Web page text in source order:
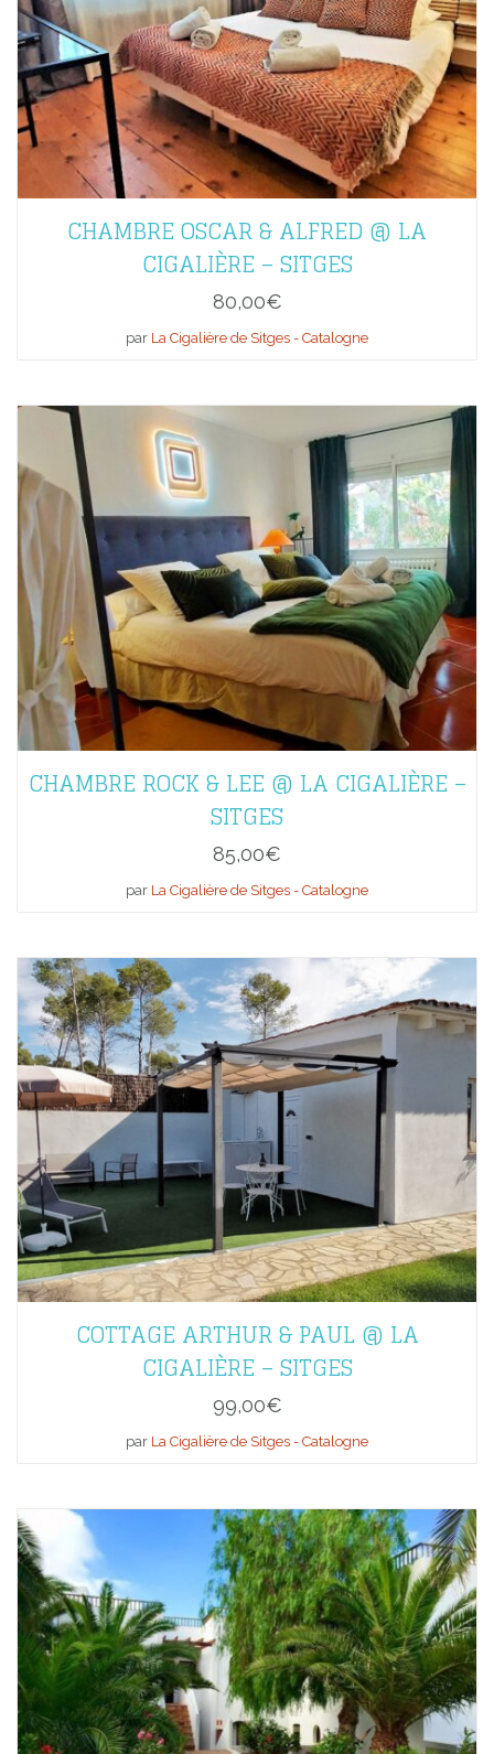
CHAMBRE OSCAR & ALFRED @ LA
CIGALIÈRE – SITGES
80,00€
par La Cigalière de Sitges - Catalogne
CHAMBRE ROCK & LEE @ LA CIGALIÈRE –
SITGES
85,00€
par La Cigalière de Sitges - Catalogne
COTTAGE ARTHUR & PAUL @ LA
CIGALIÈRE – SITGES
99,00€
par La Cigalière de Sitges - Catalogne